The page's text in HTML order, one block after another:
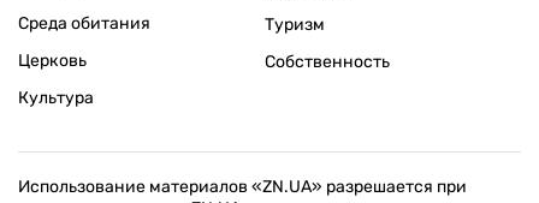
Среда обитания
Церковь
Культура
Туризм
Собственность
Использование материалов «ZN.UA» разрешается при